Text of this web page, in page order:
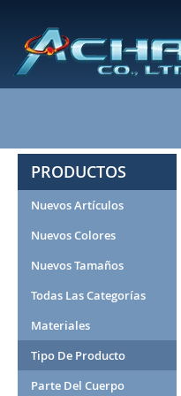
PRODUCTOS
Nuevos Artículos
Nuevos Colores
Nuevos Tamaños
Todas Las Categorías
Materiales
Tipo De Producto
Parte Del Cuerpo